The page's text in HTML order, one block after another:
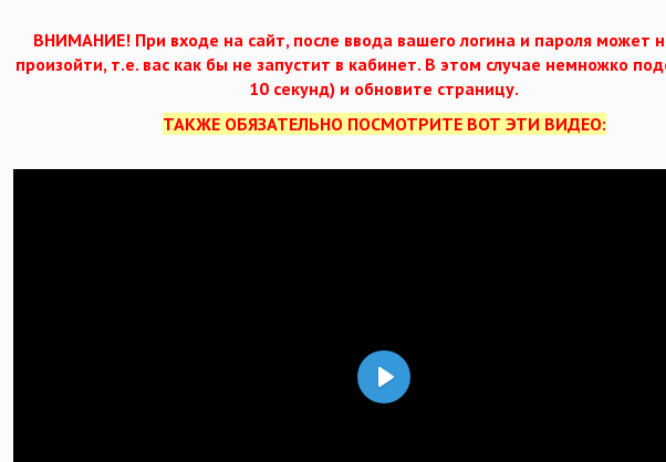
ВНИМАНИЕ! При входе на сайт, после ввода вашего логина и пароля может
произойти, т.е. вас как бы не запустит в кабинет. В этом случае немножко
10 секунд) и обновите страницу.
ТАКЖЕ ОБЯЗАТЕЛЬНО ПОСМОТРИТЕ ВОТ ЭТИ ВИДЕО:
Воспроизвести